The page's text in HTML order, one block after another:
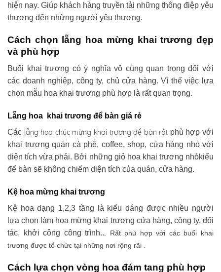
hiện nay. Giúp khách hàng truyền tải những thông điệp yêu
thương đến những người yêu thương.
Cách chọn lẵng hoa mừng khai trương đẹp
và phù hợp
Buổi khai trương có ý nghĩa vô cùng quan trọng đối với
các doanh nghiệp, công ty, chủ cửa hàng. Vì thế việc lựa
chọn mẫu hoa khai trương phù hợp là rất quan trọng.
Lẵng hoa khai trương để bàn giá rẻ
Các lẵng hoa chúc mừng khai trương để bàn rất phù hợp với
khai trương quán cà phê, coffee, shop, cửa hàng nhỏ với
diện tích vừa phải. Bởi những giỏ hoa khai trương nhỏkiểu
để bàn sẽ không chiếm diện tích của quán, cửa hàng.
Kệ hoa mừng khai trương
Kệ hoa dạng 1,2,3 tầng là kiểu dáng được nhiều người
lựa chọn làm hoa mừng khai trương cửa hàng, công ty, đối
tác, khởi công công trình.. . Rất phù hợp với các buổi khai
trương được tổ chức tại những nơi rộng rãi .
Cách lựa chọn vòng hoa đám tang phù hợp